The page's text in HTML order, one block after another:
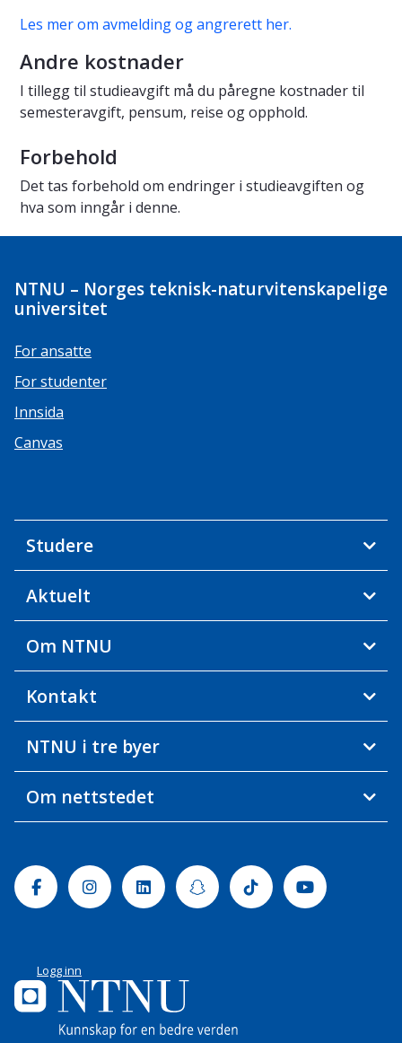
Les mer om avmelding og angrerett her.
Andre kostnader
I tillegg til studieavgift må du påregne kostnader til
semesteravgift, pensum, reise og opphold.
Forbehold
Det tas forbehold om endringer i studieavgiften og
hva som inngår i denne.
NTNU – Norges teknisk-naturvitenskapelige
universitet
For ansatte
For studenter
Innsida
Canvas
Studere
Aktuelt
Om NTNU
Kontakt
NTNU i tre byer
Om nettstedet
FacebookInstagramLinkedinSnapchatTiktok Youtube
Logg inn